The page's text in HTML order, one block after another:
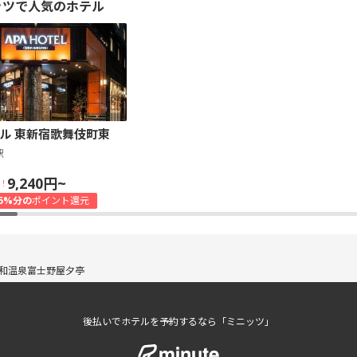
で人気のホテル
東新宿歌舞伎町東
9,240円~
分のポイント還元
温泉富士野屋夕亭
後払いでホテルを予約するなら「ミニッツ」